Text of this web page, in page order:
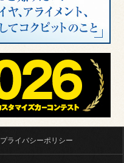
プライバシーポリシー